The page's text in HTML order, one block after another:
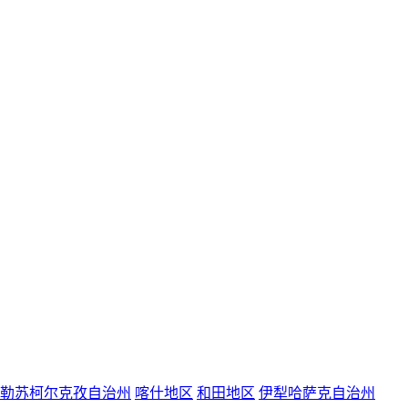
苏柯尔克孜自治州 喀什地区 和田地区 伊犁哈萨克自治州